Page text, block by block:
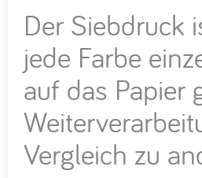
Der Siebdruck
jede Farbe
auf das Papier
Vergleich zu